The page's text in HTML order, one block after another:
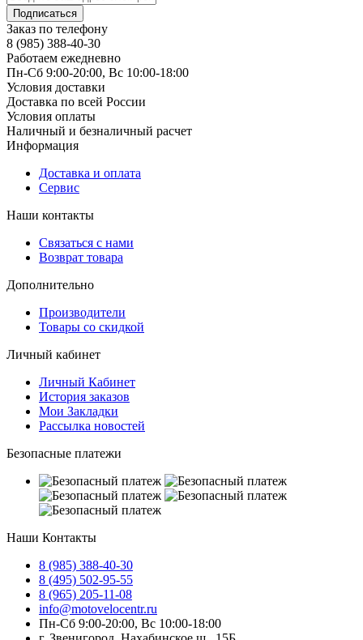
Подписаться
Заказ по телефону
8 (985) 388-40-30
Работаем ежедневно
Пн-Сб 9:00-20:00, Вс 10:00-18:00
Условия доставки
Доставка по всей России
Условия оплаты
Наличный и безналичный расчет
Информация
Доставка и оплата
Сервис
Наши контакты
Связаться с нами
Возврат товара
Дополнительно
Производители
Товары со скидкой
Личный кабинет
Личный Кабинет
История заказов
Мои Закладки
Рассылка новостей
Безопасные платежи
Наши Контакты
8 (985) 388-40-30
8 (495) 502-95-55
8 (965) 205-11-08
info@motovelocentr.ru
Пн-Сб 9:00-20:00, Вс 10:00-18:00